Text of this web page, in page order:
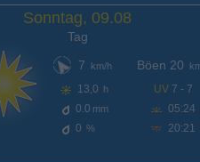
Sonntag, 09.08
Tag
7
km/h
13,0 h
0.0 mm
0 %
Böen 20
UV 7 - 7
05:24
20:21